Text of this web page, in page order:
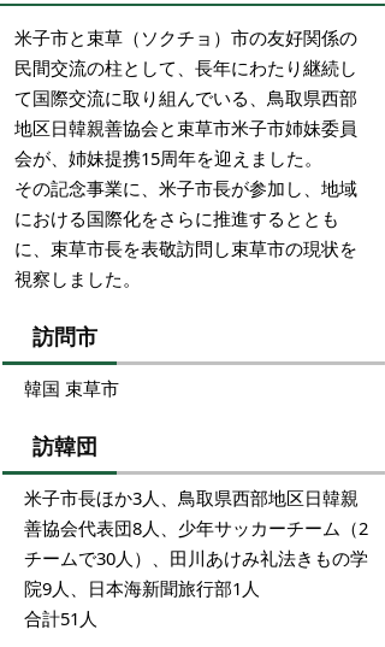
米子市と束草（ソクチョ）市の友好関係の
民間交流の柱として、長年にわたり継続し
て国際交流に取り組んでいる、鳥取県西部
地区日韓親善協会と束草市米子市姉妹委員
会が、姉妹提携15周年を迎えました。
その記念事業に、米子市長が参加し、地域
における国際化をさらに推進するととも
に、束草市長を表敬訪問し束草市の現状を
視察しました。
訪問市
韓国 束草市
訪韓団
米子市長ほか3人、鳥取県西部地区日韓親
善協会代表団8人、少年サッカーチーム（2
チームで30人）、田川あけみ礼法きもの学
院9人、日本海新聞旅行部1人
合計51人